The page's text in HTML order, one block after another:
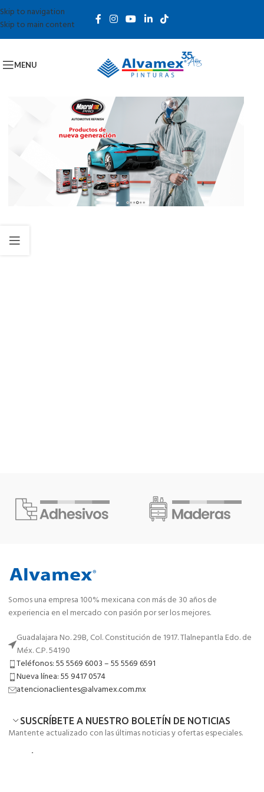
Skip to navigation
Skip to main content
MENU
Somos una empresa 100% mexicana con más de 30 años de
experiencia en el mercado con pasión por ser los mejores.
Guadalajara No. 29B, Col. Constitución de 1917. Tlalnepantla Edo. de
Méx. C.P. 54190
Teléfonos: 55 5569 6003 – 55 5569 6591
Nueva línea: 55 9417 0574
atencionaclientes@alvamex.com.mx
SUSCRÍBETE A NUESTRO BOLETÍN DE NOTICIAS
Mantente actualizado con las últimas noticias y ofertas especiales.